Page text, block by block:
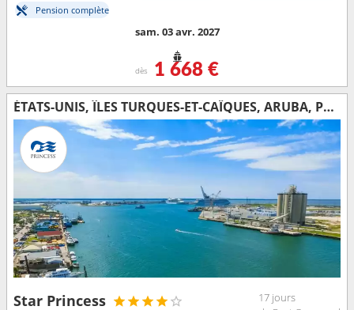
Pension complète
sam. 03 avr. 2027
dès 1 668 €
ÉTATS-UNIS, ÎLES TURQUES-ET-CAÏQUES, ARUBA, PANAMA, MEXIQUE
Star Princess
17 jours